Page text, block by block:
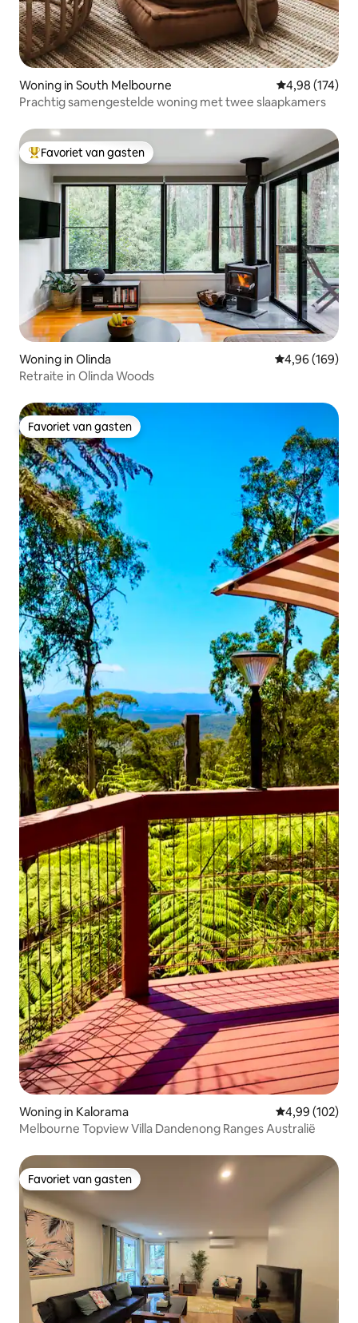
Woning in South Melbourne Gemiddelde
4,98 (174)
Prachtig samengestelde woning met twee slaapkamers
Topfavoriet van gasten
Favoriet van gasten
Woning in Olinda Gemiddelde
4,96 (169)
Retraite in Olinda Woods
Favoriet van gasten
Favoriet van gasten
Woning in Kalorama Gemiddelde
4,99 (102)
Melbourne Topview Villa Dandenong Ranges Australië
Favoriet van gasten
Favoriet van gasten